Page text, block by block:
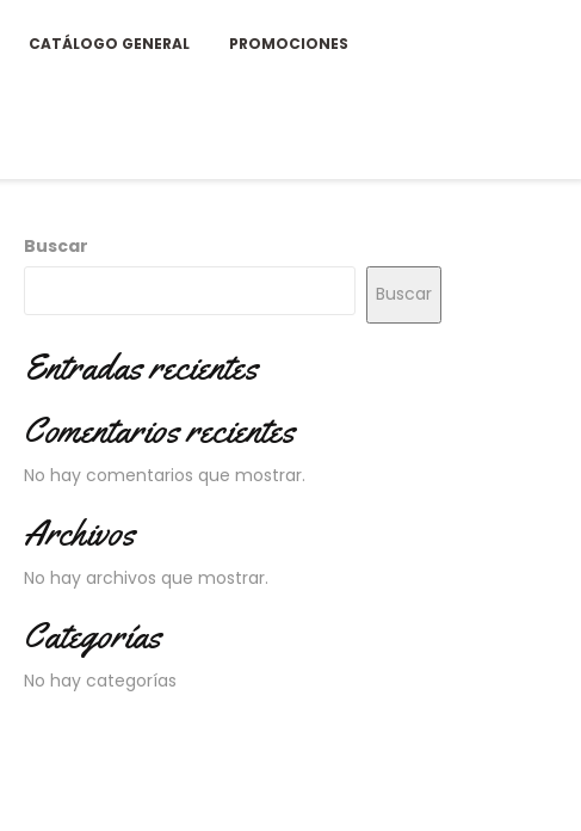
CATÁLOGO GENERAL PROMOCIONES
Buscar
Buscar
Entradas recientes
Comentarios recientes
No hay comentarios que mostrar.
Archivos
No hay archivos que mostrar.
Categorías
No hay categorías